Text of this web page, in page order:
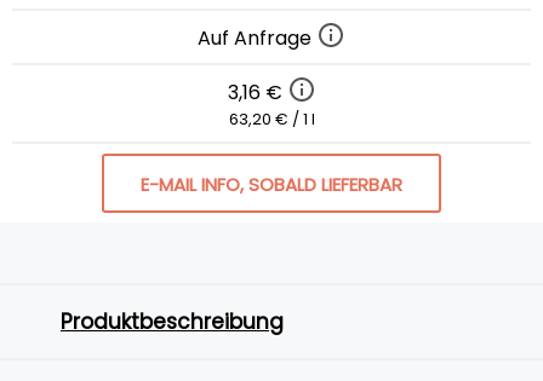
Auf Anfrage
3,16 €
63,20 € / 1 l
E-MAIL INFO, SOBALD LIEFERBAR
Produktbeschreibung